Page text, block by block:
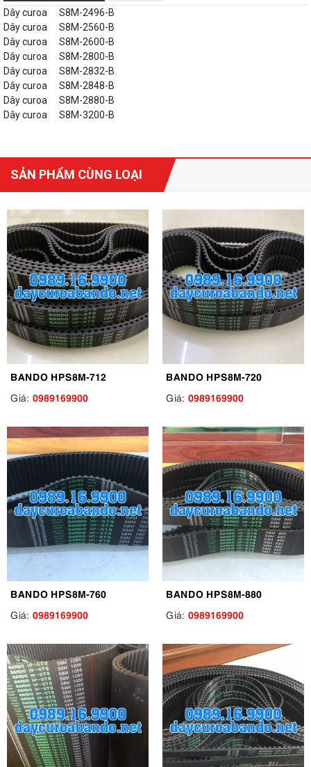
Dây curoa
S8M-2496-B
Dây curoa
S8M-2560-B
Dây curoa
S8M-2600-B
Dây curoa
S8M-2800-B
Dây curoa
S8M-2832-B
Dây curoa
S8M-2848-B
Dây curoa
S8M-2880-B
Dây curoa
S8M-3200-B
SẢN PHẨM CÙNG LOẠI
BANDO HPS8M-712
Giá: 0989169900
BANDO HPS8M-720
Giá: 0989169900
BANDO HPS8M-760
Giá: 0989169900
BANDO HPS8M-880
Giá: 0989169900